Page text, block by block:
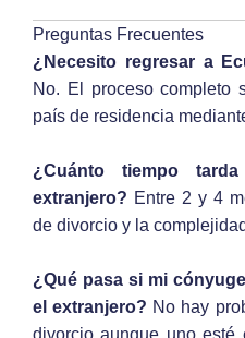
Preguntas Frecuentes
¿Necesito regresar a
No. El proceso completo
país de residencia
¿Cuánto tiempo
extranjero? Entre 2 y 4
de divorcio y la
¿Qué pasa si mi
el extranjero? No hay
divorcio aunque uno esté